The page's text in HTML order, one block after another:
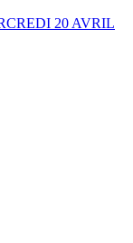
20 AVRIL